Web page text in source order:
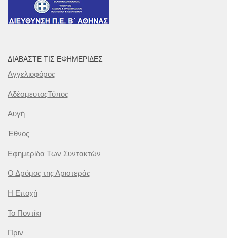
ΔΙΑΒΆΣΤΕ ΤΙΣ ΕΦΗΜΕΡΊΔΕΣ
Αγγελιοφόρος
ΑδέσμευτοςΤύπος
Αυγή
Έθνος
Εφημερίδα Των Συντακτών
Ο Δρόμος της Αριστεράς
Η Εποχή
Το Ποντίκι
Πριν